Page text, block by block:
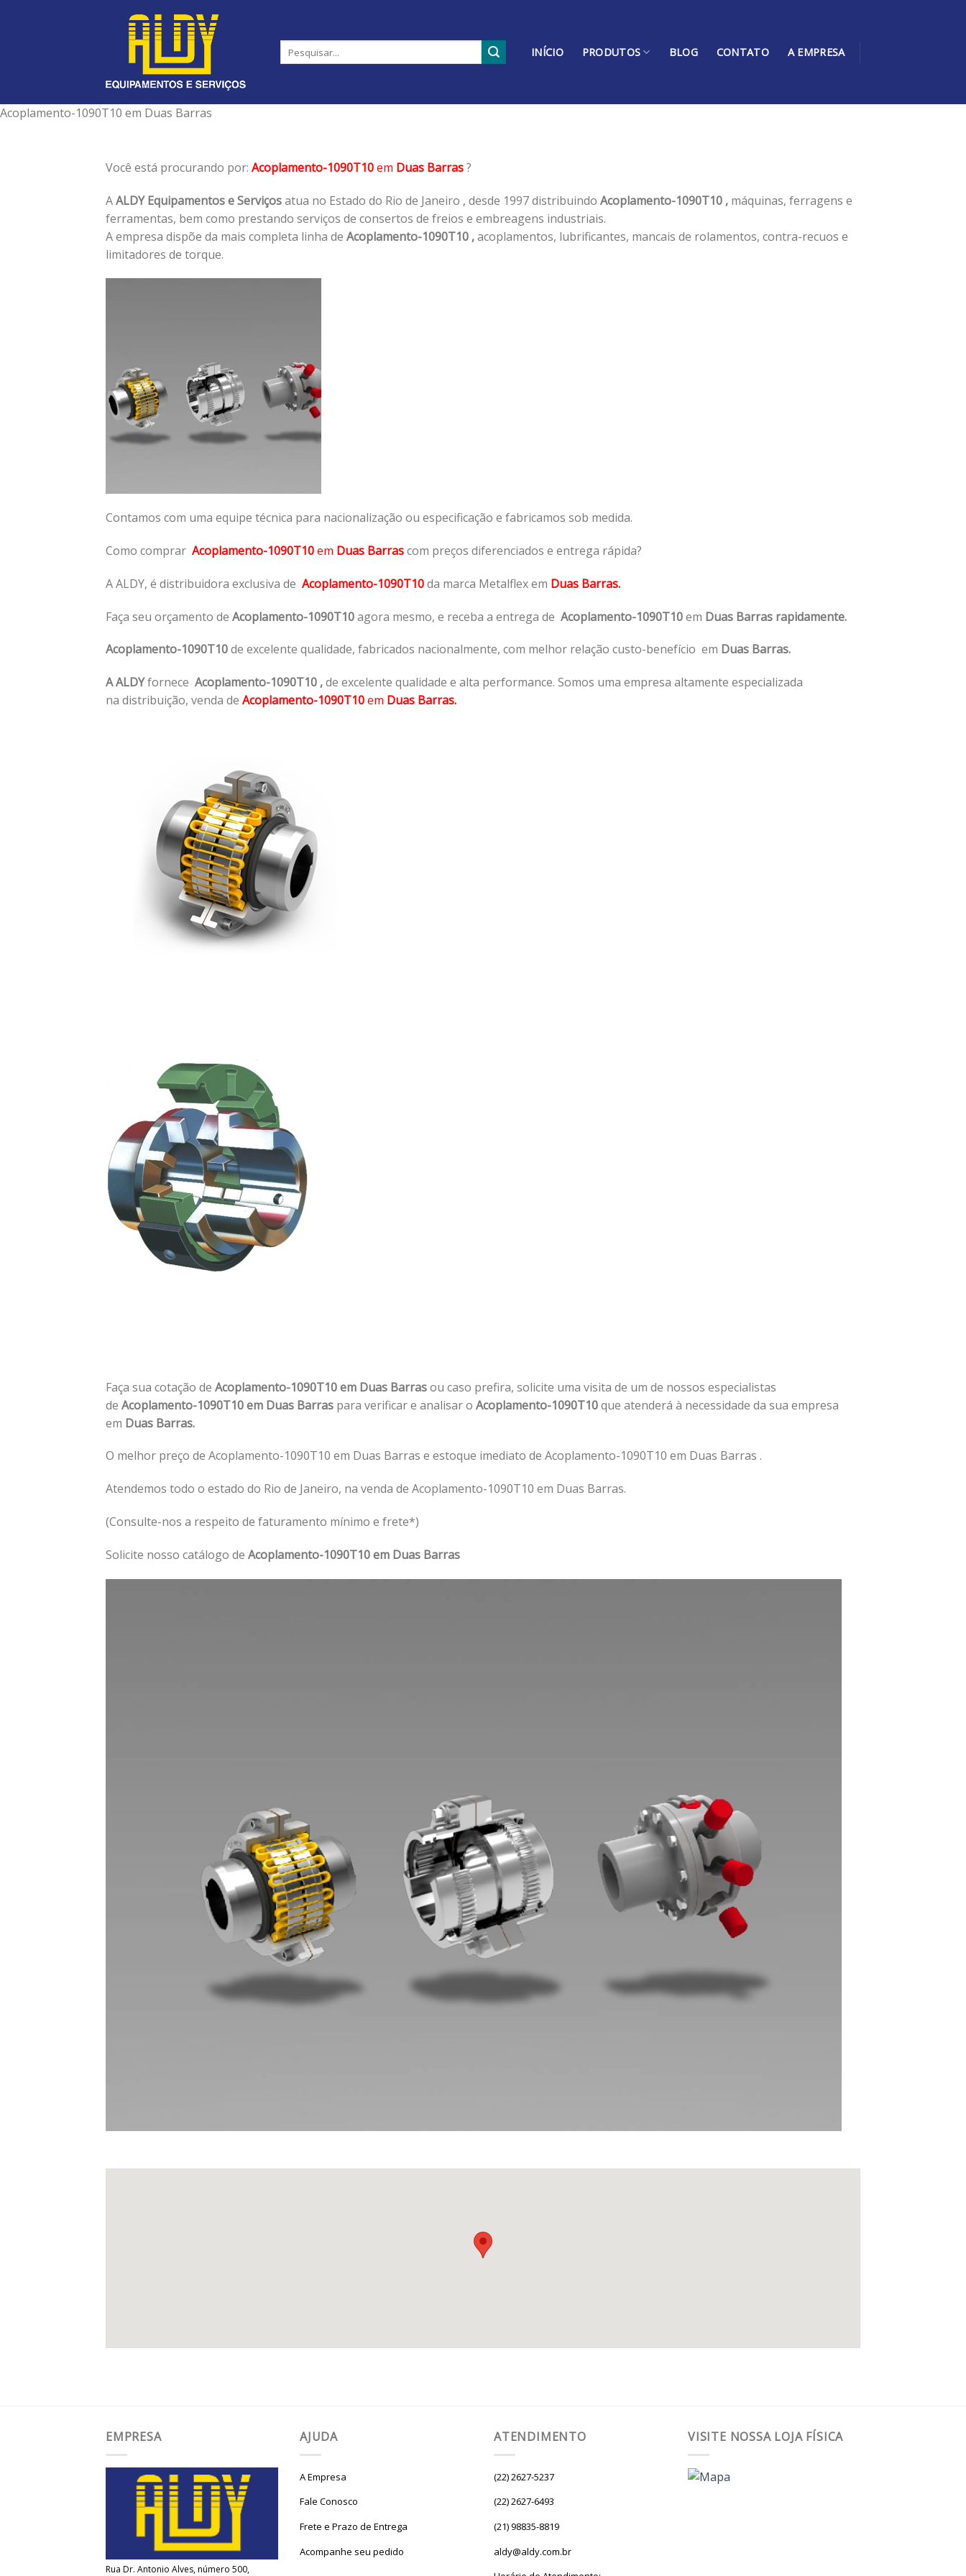
INÍCIO PRODUTOS BLOG CONTATO A EMPRESA
Acoplamento-1090T10 em Duas Barras
Você está procurando por: Acoplamento-1090T10em Duas Barras?
AALDY Equipamentos e Serviçosatua no Estado do Rio de Janeiro , desde 1997 distribuindo Acoplamento-1090T10 , máquinas, ferragens e
ferramentas, bem como prestando serviços de consertos de freios e embreagens industriais.
A empresa dispõe da mais completa linha de Acoplamento-1090T10 ,acoplamentos, lubrificantes, mancais de rolamentos, contra-recuos e
limitadores de torque.
Contamos com uma equipe técnica para nacionalização ou especificação e fabricamos sob medida.
Como comprar Acoplamento-1090T10em Duas Barrascom preços diferenciados e entrega rápida?
A ALDY, é distribuidora exclusiva de Acoplamento-1090T10da marca Metalflex em Duas Barras.
Faça seu orçamento de Acoplamento-1090T10agora mesmo, e receba a entrega de Acoplamento-1090T10em Duas Barras rapidamente.
Acoplamento-1090T10de excelente qualidade, fabricados nacionalmente, com melhor relação custo-benefício em Duas Barras.
A ALDYfornece Acoplamento-1090T10 ,de excelente qualidade e alta performance. Somos uma empresa altamente especializada
na distribuição, venda de Acoplamento-1090T10em Duas Barras.
Faça sua cotação de Acoplamento-1090T10 em Duas Barrasou caso prefira, solicite uma visita de um de nossos especialistas
de Acoplamento-1090T10 em Duas Barras para verificar e analisar o Acoplamento-1090T10que atenderá à necessidade da sua empresa
em Duas Barras.
O melhor preço de Acoplamento-1090T10 em Duas Barras e estoque imediato de Acoplamento-1090T10 em Duas Barras .
Atendemos todo o estado do Rio de Janeiro, na venda de Acoplamento-1090T10 em Duas Barras.
(Consulte-nos a respeito de faturamento mínimo e frete*)
Solicite nosso catálogo de Acoplamento-1090T10 em Duas Barras
EMPRESA
Rua Dr. Antonio Alves, número 500,
AJUDA
A Empresa
Fale Conosco
Frete e Prazo de Entrega
Acompanhe seu pedido
ATENDIMENTO
(22) 2627-5237
(22) 2627-6493
(21) 98835-8819
aldy@aldy.com.br
VISITE NOSSA LOJA FÍSICA